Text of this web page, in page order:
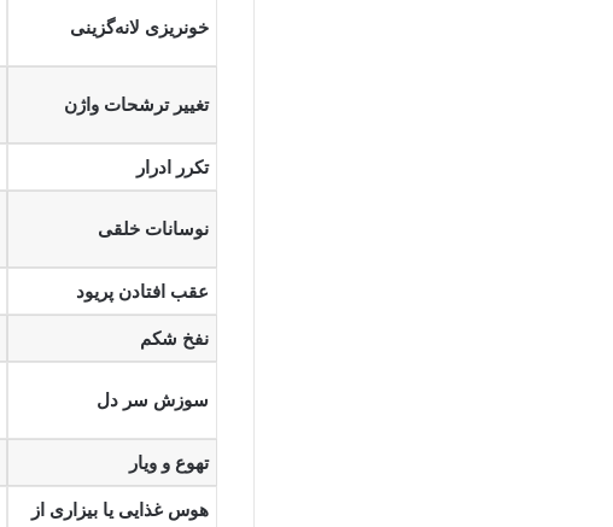
خونریزی لانه‌گزینی
تغییر ترشحات واژن
تکرر ادرار
نوسانات خلقی
عقب افتادن پریود
نفخ شکم
سوزش سر دل
تهوع و ویار
هوس غذایی یا بیزاری از